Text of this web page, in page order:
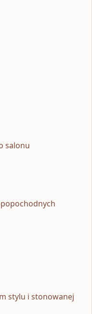
salonu
stylu i stonowanej